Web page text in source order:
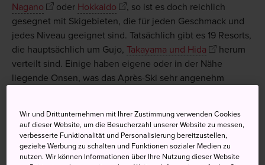
Nagano
oder Hokkaido
, so ist es doch reichlich
gesegnet mit Skigebieten, die für jeden Geschmack und
jedes Niveau geeignet sind. Tatsächlich gibt es 19 Resorts,
die hauptsächlich um Gujo, Takayama und Hida
herum
verteilt sind. Einige haben eigene oder in der Nähe
liegende Onsen, was das Après-Ski sehr angenehm
Nicht verpassen
Wir und Drittunternehmen mit Ihrer Zustimmung verwenden Cookies
auf dieser Website, um die Besucherzahl unserer Website zu messen,
verbesserte Funktionalität und Personalisierung bereitzustellen,
gezielte Werbung zu schalten und Funktionen sozialer Medien zu
nutzen. Wir können Informationen über Ihre Nutzung dieser Website